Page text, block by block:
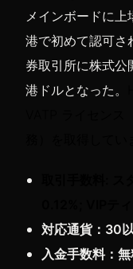
メインボードに
港で初めて認可さ
券取引所に株式公
港ドルとなった。
対応通貨：30
入金手数料：